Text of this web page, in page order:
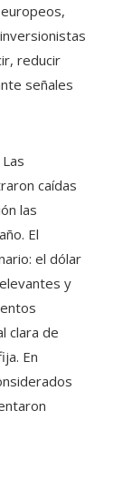
reducir
señales
caídas
las
El
el dólar
y
clara de
En